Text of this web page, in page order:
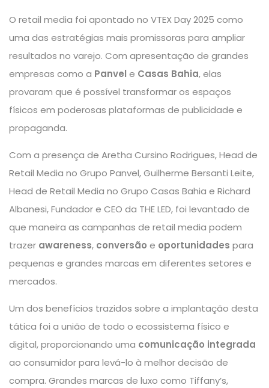
O retail media foi apontado no VTEX Day 2025 como
uma das estratégias mais promissoras para ampliar
resultados no varejo. Com apresentação de grandes
empresas como a Panvel e Casas Bahia, elas
provaram que é possível transformar os espaços
físicos em poderosas plataformas de publicidade e
propaganda.
Com a presença de Aretha Cursino Rodrigues, Head de
Retail Media no Grupo Panvel, Guilherme Bersanti Leite,
Head de Retail Media no Grupo Casas Bahia e Richard
Albanesi, Fundador e CEO da THE LED, foi levantado de
que maneira as campanhas de retail media podem
trazer awareness, conversão e oportunidades para
pequenas e grandes marcas em diferentes setores e
mercados.
Um dos benefícios trazidos sobre a implantação desta
tática foi a união de todo o ecossistema físico e
digital, proporcionando uma comunicação integrada
ao consumidor para levá-lo à melhor decisão de
compra. Grandes marcas de luxo como Tiffany’s,